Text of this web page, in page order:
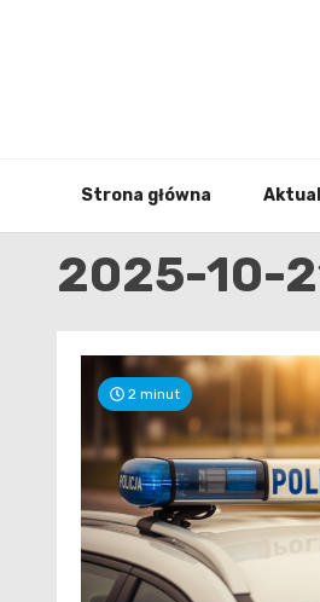
Strona główna
2025-10-
2 minut